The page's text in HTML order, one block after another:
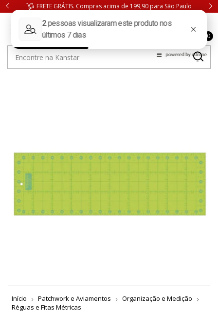
FRETE GRÁTIS. Compras acima de 199,90 para São Paulo
0
Início Patchwork e Aviamentos
Organização e Medição
Réguas e Fitas Métricas